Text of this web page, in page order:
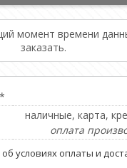
момент времени
заказать.
наличные, карта,
оплата
условиях оплаты и